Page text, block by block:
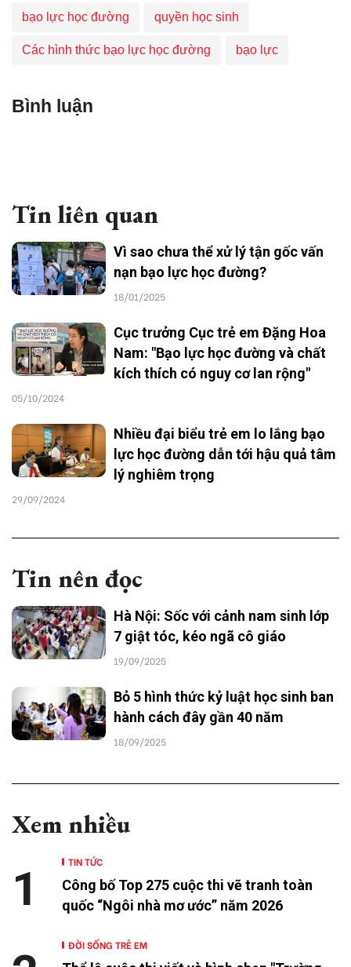
bạo lực học đường quyền học sinh
Các hình thức bạo lực học đường bạo lực
Bình luận
Tin liên quan
Vì sao chưa thể xử lý tận gốc vấn
nạn bạo lực học đường?
18/01/2025
Cục trưởng Cục trẻ em Đặng Hoa
Nam: "Bạo lực học đường và chất
kích thích có nguy cơ lan rộng"
05/10/2024
Nhiều đại biểu trẻ em lo lắng bạo
lực học đường dẫn tới hậu quả tâm
lý nghiêm trọng
29/09/2024
Tin nên đọc
Hà Nội: Sốc với cảnh nam sinh lớp
7 giật tóc, kéo ngã cô giáo
19/09/2025
Bỏ 5 hình thức kỷ luật học sinh ban
hành cách đây gần 40 năm
18/09/2025
Xem nhiều
TIN TỨC
Công bố Top 275 cuộc thi vẽ tranh toàn
quốc “Ngôi nhà mơ ước” năm 2026
1
ĐỜI SỐNG TRẺ EM